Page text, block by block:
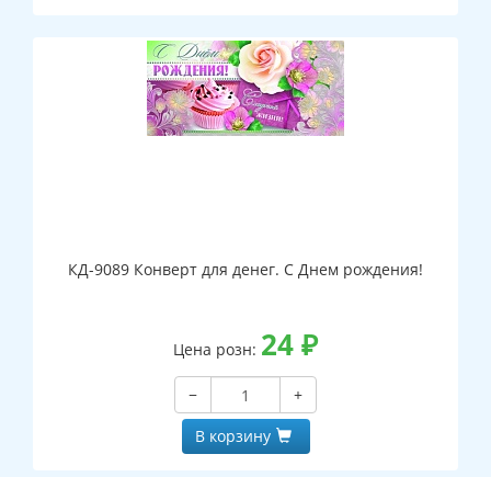
КД-9089 Конверт для денег. С Днем рождения!
Цена розн: 24₽
−
+
В корзину